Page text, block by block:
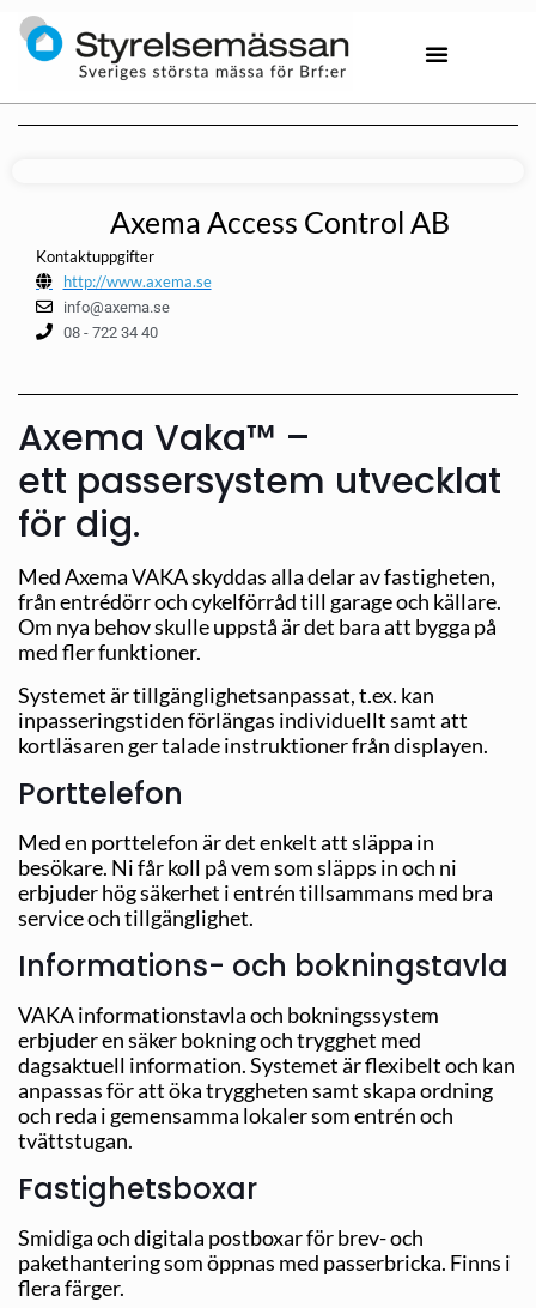
Axema Access Control AB
Kontaktuppgifter
http://www.axema.se
info@axema.se
08 - 722 34 40
Axema Vaka™ –
ett passersystem utvecklat
för dig.
Med Axema VAKA skyddas alla delar av fastigheten,
från entrédörr och cykelförråd till garage och källare.
Om nya behov skulle uppstå är det bara att bygga på
med fler funktioner.
Systemet är tillgänglighetsanpassat, t.ex. kan
inpasseringstiden förlängas individuellt samt att
kortläsaren ger talade instruktioner från displayen.
Porttelefon
Med en porttelefon är det enkelt att släppa in
besökare. Ni får koll på vem som släpps in och ni
erbjuder hög säkerhet i entrén tillsammans med bra
service och tillgänglighet.
Informations- och bokningstavla
VAKA informationstavla och bokningssystem
erbjuder en säker bokning och trygghet med
dagsaktuell information. Systemet är flexibelt och kan
anpassas för att öka tryggheten samt skapa ordning
och reda i gemensamma lokaler som entrén och
tvättstugan.
Fastighetsboxar
Smidiga och digitala postboxar för brev- och
pakethantering som öppnas med passerbricka. Finns i
flera färger.